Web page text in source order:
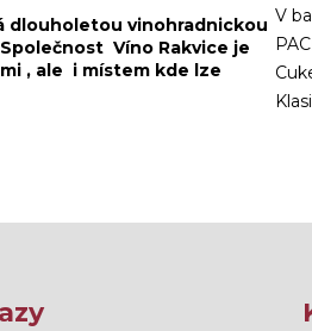
dlouholetou vinohradnickou
Víno Rakvice je
, ale i místem kde lze
V